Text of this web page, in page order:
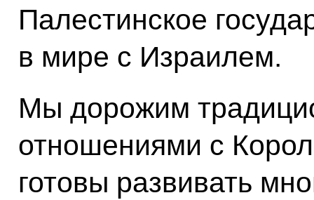
Палестинское
в мире с Израилем.
Мы дорожим
отношениями с
готовы развивать